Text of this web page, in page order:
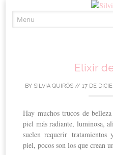
Elixir
BY SILVIA QUIRÓS // 17 DE
Hay muchos trucos de
piel más radiante, luminosa,
suelen requerir
piel, pocos son los que crean